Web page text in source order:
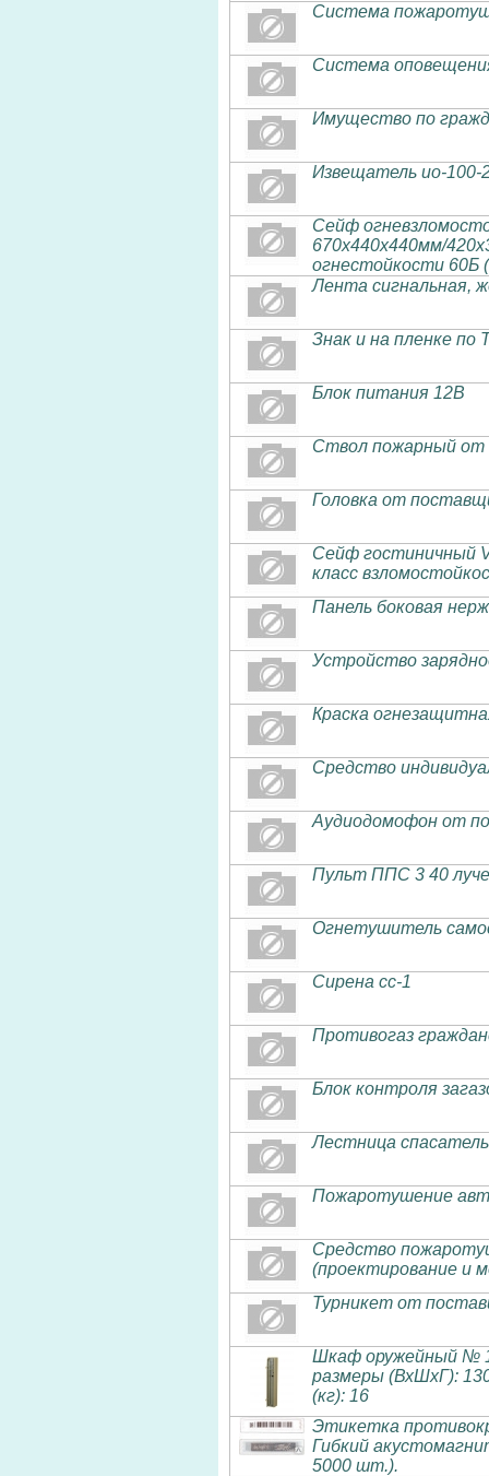
Система
Система
Имущество по
Извещатель ио-100-
Сейф
670х440х440мм/
огнестойкости 60Б
Лента сигнальная,
Знак и на пленке по
Блок питания 12В
Ствол пожарный от
Головка от
Сейф гостиничный
класс
Панель боковая
Устройство
Краска
Средство
Аудиодомофон от
Пульт ППС 3 40
Огнетушитель
Сирена сс-1
Противогаз
Блок контроля
Лестница
Пожаротушение
Средство
(проектирование и
Турникет от
Шкаф оружейный №
размеры (ВхШхГ):
(кг): 16
Этикетка
Гибкий
5000 шт.).